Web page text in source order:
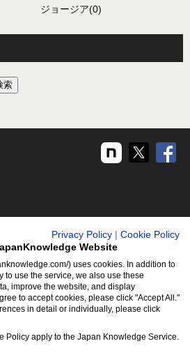
ジョージア(0)
Privacy Policy
Cookie Policy
Website
) uses cookies. In addition to
to use the service, we also use these
improve the website, and display
to accept cookies, please click "Accept All."
in detail or individually, please click
Policy apply to the Japan Knowledge Service.